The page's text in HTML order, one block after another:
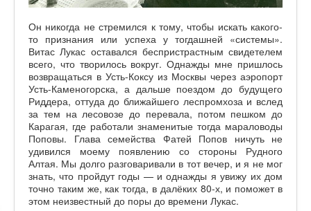
Он никогда не стремился к тому, чтобы искать какого-
то признания или успеха у тогдашней «системы».
Витас Лукас оставался беспристрастным свидетелем
всего, что творилось вокруг. Однажды мне пришлось
возвращаться в Усть-Коксу из Москвы через аэропорт
Усть-Каменогорска, а дальше поездом до будущего
Риддера, оттуда до ближайшего леспромхоза и вслед
за тем на лесовозе до перевала, потом пешком до
Карагая, где работали знаменитые тогда мараловоды
Поповы. Глава семейства Фатей Попов ничуть не
удивился моему появлению со стороны Рудного
Алтая. Мы долго разговаривали в тот вечер, и я не мог
знать, что пройдут годы — и однажды я увижу их дом
точно таким же, как тогда, в далёких 80-х, и поможет в
этом неизвестный до поры до времени Лукас.